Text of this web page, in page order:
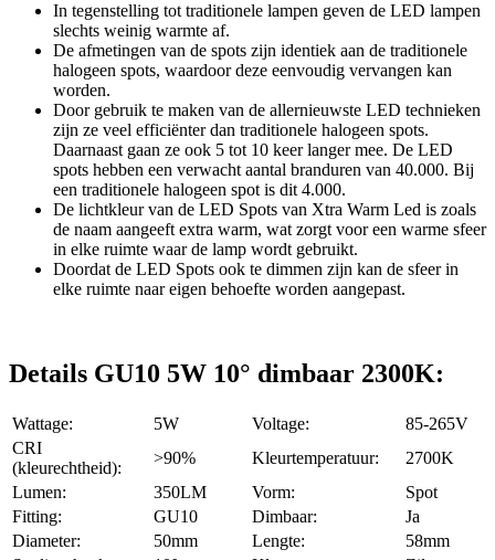
In tegenstelling tot traditionele lampen geven de LED lampen
slechts weinig warmte af.
De afmetingen van de spots zijn identiek aan de traditionele
halogeen spots, waardoor deze eenvoudig vervangen kan
worden.
Door gebruik te maken van de allernieuwste LED technieken
zijn ze veel efficiënter dan traditionele halogeen spots.
Daarnaast gaan ze ook 5 tot 10 keer langer mee. De LED
spots hebben een verwacht aantal branduren van 40.000. Bij
een traditionele halogeen spot is dit 4.000.
De lichtkleur van de LED Spots van Xtra Warm Led is zoals
de naam aangeeft extra warm, wat zorgt voor een warme sfeer
in elke ruimte waar de lamp wordt gebruikt.
Doordat de LED Spots ook te dimmen zijn kan de sfeer in
elke ruimte naar eigen behoefte worden aangepast.
Details GU10 5W 10° dimbaar 2300K:
Wattage: 5W Voltage:
85-265V
CRI
(kleurechtheid):
>90% Kleurtemperatuur:
2700K
Lumen:
350LM Vorm:
Spot
Fitting:
GU10 Dimbaar:
Ja
Diameter:
50mm Lengte:
58mm